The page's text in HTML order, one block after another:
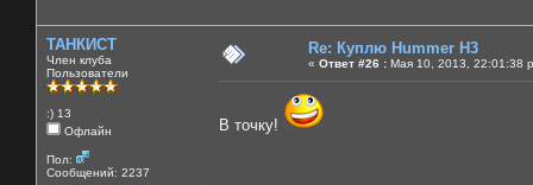
ТАНКИСТ
Член клуба
Пользователи
:) 13
Офлайн
Пол:
Сообщений: 2237
Re: Куплю Hummer H3
« Ответ #26 : Мая 10, 2013, 22:01:38
В точку!